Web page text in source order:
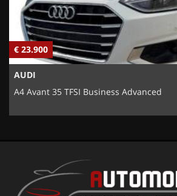
€ 23.900
AUDI
A4 Avant 35 TFSI Business Advanced